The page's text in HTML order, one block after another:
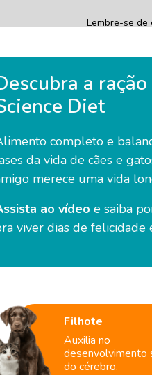
Lembre-se de
a ração
Diet
completo e
da vida de cães e
merece uma vida
ao vídeo e saiba
viver dias de felicidade
Filhote
Auxilia no
desenvolvimento
do cérebro.